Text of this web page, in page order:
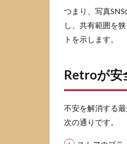
グを
オフ
にす
る目
Retro
が危
と感
じた
の対
つまり、写真
し、共有範囲を
トを示します。
Retroが安
不安を解消する
次の通りです。